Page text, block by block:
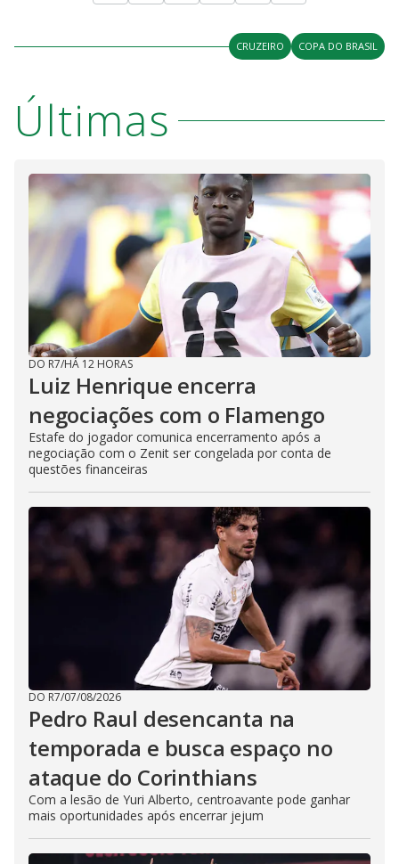
CRUZEIRO COPA DO BRASIL
Últimas
DO R7/HÁ 12 HORAS
Luiz Henrique encerra
negociações com o Flamengo
Estafe do jogador comunica encerramento após a
negociação com o Zenit ser congelada por conta de
questões financeiras
DO R7/07/08/2026
Pedro Raul desencanta na
temporada e busca espaço no
ataque do Corinthians
Com a lesão de Yuri Alberto, centroavante pode ganhar
mais oportunidades após encerrar jejum